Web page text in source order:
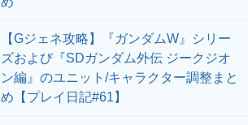
【Gジェネ攻略】『ガンダムW』シリー
ズおよび『SDガンダム外伝 ジークジオ
ン編』のユニット/キャラクター調整まと
め【プレイ日記#61】